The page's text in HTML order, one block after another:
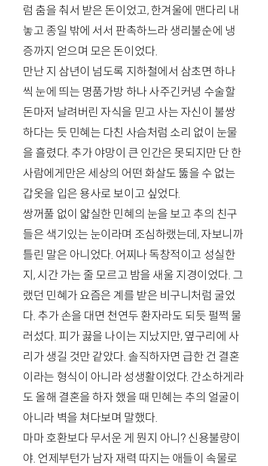
럼 춤을 춰서 받은 돈이었고, 한겨울에 맨다리 내
놓고 종일 밖에 서서 판촉하느라 생리불순에 냉
증까지 얻으며 모은 돈이었다.
만난 지 삼년이 넘도록 지하철에서 삼초면 하나
씩 눈에 띄는 명품가방 하나 사주긴커녕 수술할
돈마저 날려버린 자식을 믿고 사는 자신이 불쌍
하다는 듯 민혜는 다친 사슴처럼 소리 없이 눈물
을 흘렸다. 추가 야망이 큰 인간은 못되지만 단 한
사람에게만은 세상의 어떤 화살도 뚫을 수 없는
갑옷을 입은 용사로 보이고 싶었다.
쌍꺼풀 없이 얇실한 민혜의 눈을 보고 추의 친구
들은 색기있는 눈이라며 조심하랬는데, 자보니까
틀린 말은 아니었다. 어찌나 독창적이고 성실한
지, 시간 가는 줄 모르고 밤을 새울 지경이었다. 그
랬던 민혜가 요즘은 계를 받은 비구니처럼 굴었
다. 추가 손을 대면 천연두 환자라도 되듯 펄쩍 물
러섰다. 피가 끓을 나이는 지났지만, 옆구리에 사
리가 생길 것만 같았다. 솔직하자면 급한 건 결혼
이라는 형식이 아니라 성생활이었다. 간소하게라
도 올해 결혼을 하자 했을 때 민혜는 추의 얼굴이
아니라 벽을 쳐다보며 말했다.
마마 호환보다 무서운 게 뭔지 아니? 신용불량이
야. 언제부턴가 남자 재력 따지는 애들이 속물로